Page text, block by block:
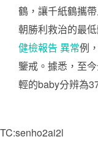
鶴，讓千紙鶴攜
朝勝利救治的最
健檢報告 異常例
鑒戒。據悉，至
輕的baby分辨為
TC:senho2ai2l